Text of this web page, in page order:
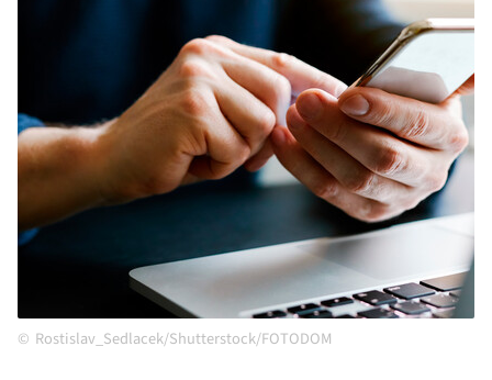
Rostislav_Sedlacek/Shutterstock/FOTODOM